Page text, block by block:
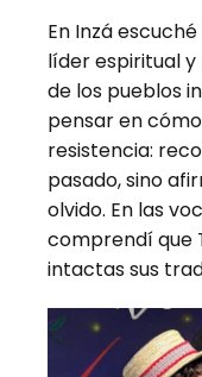
En Inzá
líder espiritual
de los pueblos
pensar en
resistencia:
pasado, sino
olvido. En las
comprendí que
intactas sus